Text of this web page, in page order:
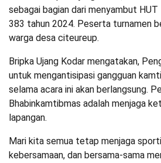
sebagai bagian dari menyambut HUT
383 tahun 2024. Peserta turnamen
warga desa citeureup.
Bripka Ujang Kodar mengatakan,
untuk mengantisipasi gangguan
selama acara ini akan berlangsung.
Bhabinkamtibmas adalah menjaga
lapangan.
Mari kita semua tetap menjaga
kebersamaan, dan bersama-sama